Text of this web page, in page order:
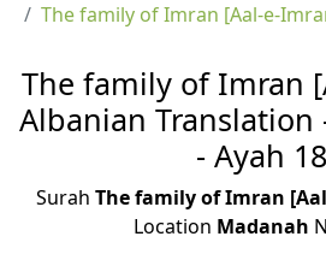
The family of Imran [Aal-e-
The family of Imran
Albanian Translation
- Ayah
Surah The family of Imran
Location Madanah